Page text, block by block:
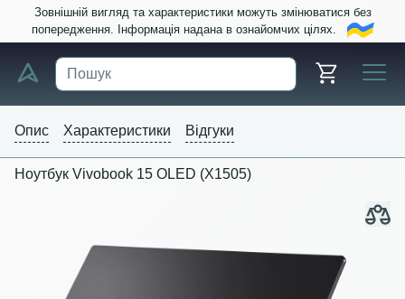
Зовнішній вигляд та характеристики можуть змінюватися без
попередження. Інформація надана в ознайомчих цілях.
Опис Характеристики Відгуки
Ноутбук Vivobook 15 OLED (X1505)